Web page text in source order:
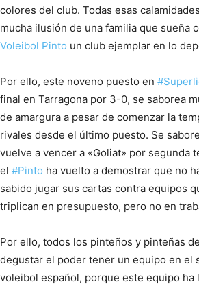
colores del club. Todas esas
mucha ilusión de una familia que sueña
Voleibol Pinto un club ejemplar en lo
Por ello, este noveno puesto en #
final en Tarragona por 3-0, se saborea
de amargura a pesar de comenzar la
rivales desde el último puesto. Se
vuelve a vencer a «Goliat» por segunda
el #Pinto ha vuelto a demostrar que no
sabido jugar sus cartas contra equipos
triplican en presupuesto, pero no en
Por ello, todos los pinteños y pinteñas
degustar el poder tener un equipo en el
voleibol español, porque este equipo ha